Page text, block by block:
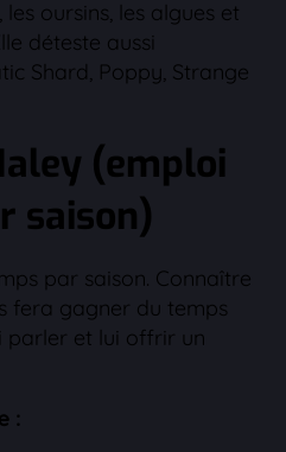
les oursins, les algues et
déteste aussi
Shard, Poppy, Strange
(emploi
saison)
par saison. Connaître
fera gagner du temps
parler et lui offrir un
: